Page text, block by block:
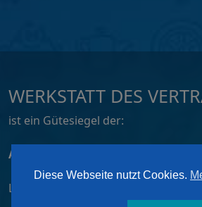
WERKSTATT DES
ist ein Gütesiegel der:
ATZ AG, Dortmund
Lizensiert von:
Diese Webseite nutzt Cookies.